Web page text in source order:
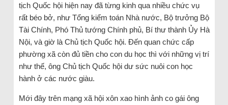
tịch Quốc hội hiện nay đã từng kinh qua nhiều chức vụ
rất béo bở, như Tổng kiểm toán Nhà nước, Bộ trưởng Bộ
Tài Chính, Phó Thủ tướng Chính phủ, Bí thư thành Ủy Hà
Nội, và giờ là Chủ tịch Quốc hội. Đến quan chức cấp
phường xã còn đủ tiền cho con du học thì với những vị trí
như thế, ông Chủ tịch Quốc hội dư sức nuôi con học
hành ở các nước giàu.
Mới đây trên mạng xã hội xôn xao hình ảnh co gái ông